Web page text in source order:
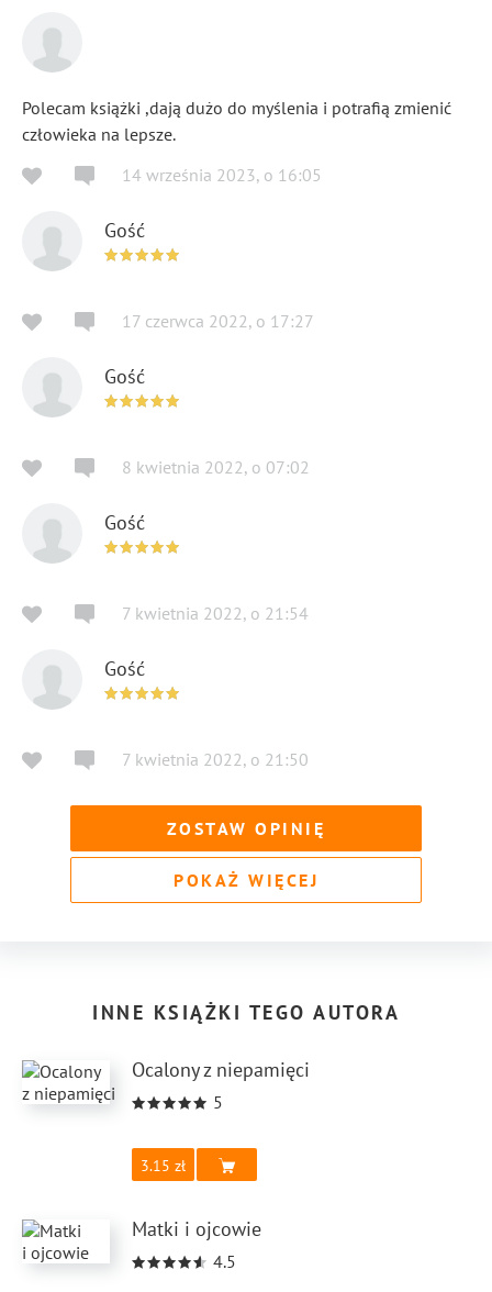
Polecam książki ,dają dużo do myślenia i potrafią zmienić
człowieka na lepsze.
14 września 2023, o 16:05
Gość
17 czerwca 2022, o 17:27
Gość
8 kwietnia 2022, o 07:02
Gość
7 kwietnia 2022, o 21:54
Gość
7 kwietnia 2022, o 21:50
ZOSTAW OPINIĘ
POKAŻ WIĘCEJ
INNE KSIĄŻKI TEGO AUTORA
Ocalony z niepamięci
5
3.15
Matki i ojcowie
4.5